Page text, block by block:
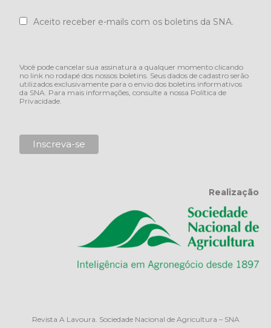
Aceito receber e-mails com os boletins da SNA.
Você pode cancelar sua assinatura a qualquer momento clicando
no link no rodapé dos nossos boletins. Seus dados de cadastro serão
utilizados exclusivamente para o envio dos boletins informativos
da SNA. Para mais informações, consulte a nossa Política de
Privacidade.
Realização
Revista A Lavoura. Sociedade Nacional de Agricultura – SNA